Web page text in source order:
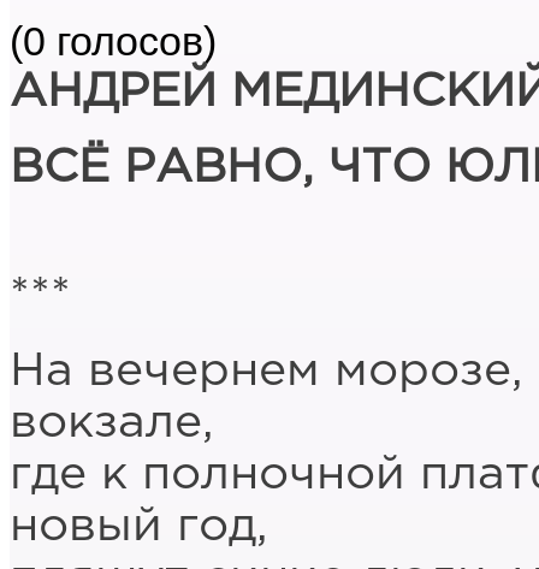
(0 голосов)
АНДРЕЙ
ВСЁ РАВНО, ЧТО
***
На вечернем
вокзале,
где к полночной
новый год,